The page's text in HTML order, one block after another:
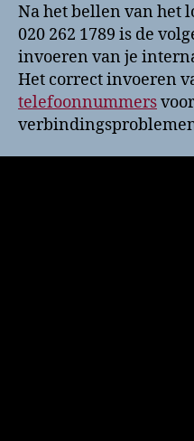
Na het bellen van het
020 262 1789 is de
invoeren van je
Het correct invoeren
telefoonnummers